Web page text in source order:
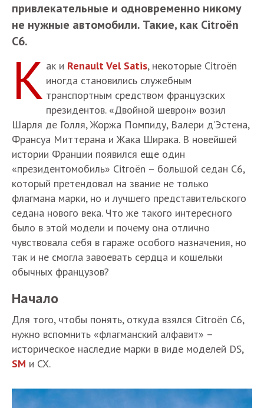
привлекательные и одновременно никому
не нужные автомобили. Такие, как Citroёn
C6.
К ак и Renault Vel Satis, некоторые Citroёn
иногда становились служебным
транспортным средством французских
президентов. «Двойной шеврон» возил
Шарля де Голля, Жоржа Помпиду, Валери д’Эстена,
Франсуа Миттерана и Жака Ширака. В новейшей
истории Франции появился еще один
«президентомобиль» Citroёn – большой седан С6,
который претендовал на звание не только
флагмана марки, но и лучшего представительского
седана нового века. Что же такого интересного
было в этой модели и почему она отлично
чувствовала себя в гараже особого назначения, но
так и не смогла завоевать сердца и кошельки
обычных французов?
Начало
Для того, чтобы понять, откуда взялся Citroёn С6,
нужно вспомнить «флагманский алфавит» –
историческое наследие марки в виде моделей DS,
SM и CX.